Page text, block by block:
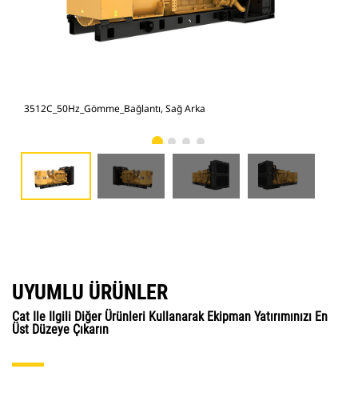
3512C_50Hz_Gömme_Bağlantı, Sağ Arka
UYUMLU ÜRÜNLER
Cat Ile Ilgili Diğer Ürünleri Kullanarak Ekipman Yatırımınızı En
Üst Düzeye Çıkarın